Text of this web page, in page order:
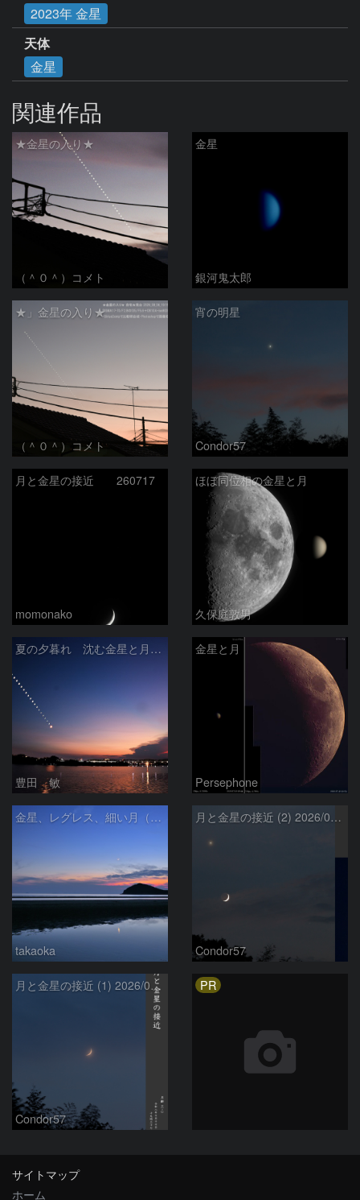
2023年 金星
天体
金星
関連作品
★金星の入り★
（＾０＾）コメト
金星
銀河鬼太郎
★」金星の入り★
（＾０＾）コメト
宵の明星
Condor57
月と金星の接近 260717
momonako
ほぼ同位相の金星と月
久保庭敦男
夏の夕暮れ 沈む金星と月 2026/7/20
豊田 敏
金星と月
Persephone
金星、レグレス、細い月（７月１６日）
takaoka
月と金星の接近 (2) 2026/07/17
Condor57
月と金星の接近 (1) 2026/07/17
Condor57
PR
サイトマップ
ホーム